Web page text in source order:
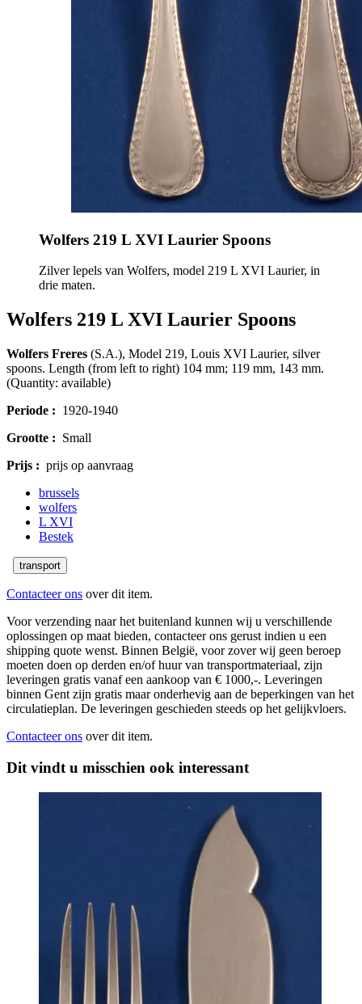
Wolfers 219 L XVI Laurier Spoons
Zilver lepels van Wolfers, model 219 L XVI Laurier, in
drie maten.
Wolfers 219 L XVI Laurier Spoons
Wolfers Freres (S.A.), Model 219, Louis XVI Laurier, silver
spoons. Length (from left to right) 104 mm; 119 mm, 143 mm.
(Quantity: available)
Periode : 1920-1940
Grootte : Small
Prijs : prijs op aanvraag
brussels
wolfers
L XVI
Bestek
transport
Contacteer ons over dit item.
Voor verzending naar het buitenland kunnen wij u verschillende
oplossingen op maat bieden, contacteer ons gerust indien u een
shipping quote wenst. Binnen België, voor zover wij geen beroep
moeten doen op derden en/of huur van transportmateriaal, zijn
leveringen gratis vanaf een aankoop van € 1000,-. Leveringen
binnen Gent zijn gratis maar onderhevig aan de beperkingen van het
circulatieplan. De leveringen geschieden steeds op het gelijkvloers.
Contacteer ons over dit item.
Dit vindt u misschien ook interessant